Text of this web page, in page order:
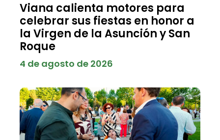
Viana calienta motores para
celebrar sus fiestas en honor a
la Virgen de la Asunción y San
Roque
4 de agosto de 2026